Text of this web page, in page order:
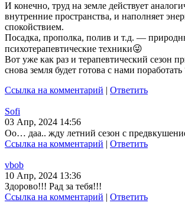
И конечно, труд на земле действует
внутренние пространства, и наполняет
спокойствием.
Посадка, прополка, полив и т.д. —
психотерапевтические техники😜
Вот уже как раз и терапевтический сезон
снова земля будет готова с нами
Ссылка на комментарий | Ответить
Sofi
03 Апр, 2024 14:56
Оо… даа.. жду летний сезон с
Ссылка на комментарий | Ответить
vbob
10 Апр, 2024 13:36
Здорово!!! Рад за тебя!!!
Ссылка на комментарий | Ответить